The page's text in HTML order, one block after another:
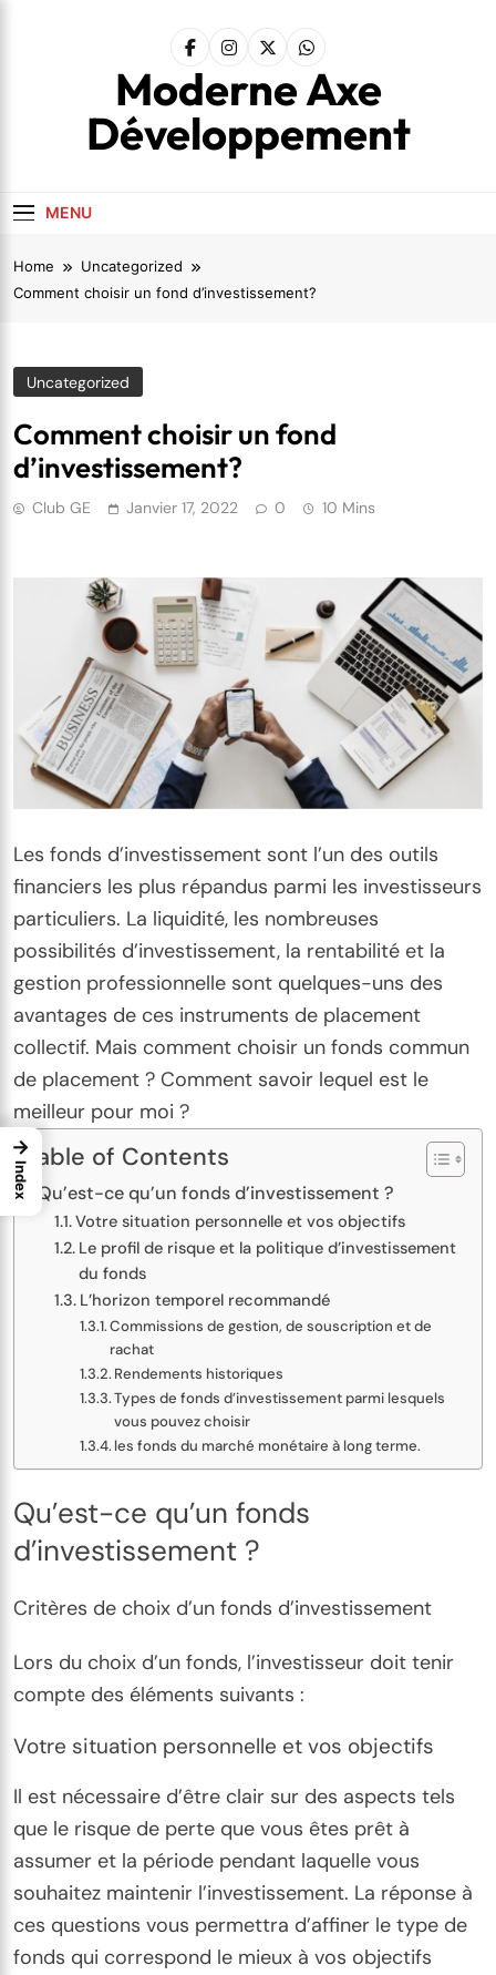
Moderne Axe
Développement
MENU
Home
Uncategorized
Comment choisir un fond d’investissement?
Uncategorized
Comment choisir un fond
d’investissement?
Club GE Janvier 17, 2022 0 10 Mins
Les fonds d’investissement sont l’un des outils
financiers les plus répandus parmi les investisseurs
particuliers. La liquidité, les nombreuses
possibilités d’investissement, la rentabilité et la
gestion professionnelle sont quelques-uns des
avantages de ces instruments de placement
collectif. Mais comment choisir un fonds commun
de placement ? Comment savoir lequel est le
meilleur pour moi ?
Table of Contents
Qu’est-ce qu’un fonds d’investissement ?
Votre situation personnelle et vos objectifs
Le profil de risque et la politique d’investissement
du fonds
L’horizon temporel recommandé
Commissions de gestion, de souscription et de
rachat
Rendements historiques
Types de fonds d’investissement parmi lesquels
vous pouvez choisir
les fonds du marché monétaire à long terme.
Qu’est-ce qu’un fonds
d’investissement ?
Critères de choix d’un fonds d’investissement
Lors du choix d’un fonds, l’investisseur doit tenir
compte des éléments suivants :
Votre situation personnelle et vos objectifs
Il est nécessaire d’être clair sur des aspects tels
que le risque de perte que vous êtes prêt à
assumer et la période pendant laquelle vous
souhaitez maintenir l’investissement. La réponse à
ces questions vous permettra d’affiner le type de
fonds qui correspond le mieux à vos objectifs
→
Index